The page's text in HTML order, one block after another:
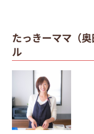
たっきーママ（
ル